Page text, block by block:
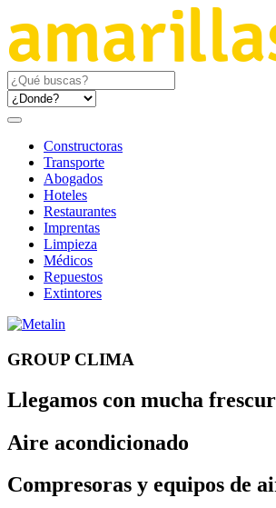
Constructoras
Transporte
Abogados
Hoteles
Restaurantes
Imprentas
Limpieza
Médicos
Repuestos
Extintores
GROUP CLIMA
Llegamos con mucha
Aire acondicionado
Compresoras y equipos de